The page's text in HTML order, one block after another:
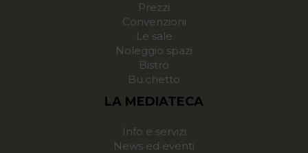
Prezzi
Convenzioni
Le sale
Noleggio spazi
Bistrò
Bu.chetto
LA MEDIATECA
Info e servizi
News ed eventi